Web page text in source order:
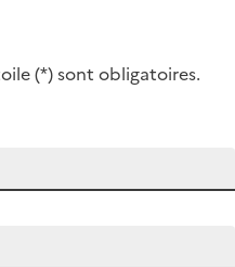
(*) sont obligatoires.